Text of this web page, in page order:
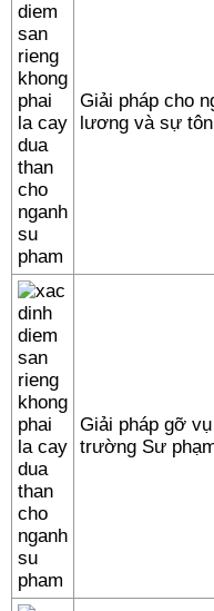
Giải pháp cho
lương và sự
Giải pháp gỡ
trường Sư